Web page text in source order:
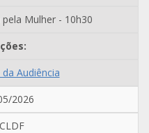
pela Mulher - 10h30
da Audiência
2026
CLDF